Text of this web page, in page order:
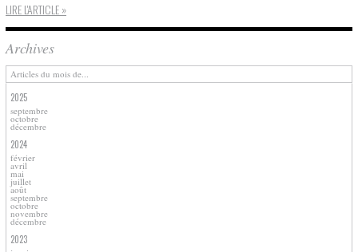
LIRE L'ARTICLE »
Archives
Articles du mois de...
2025
septembre
octobre
décembre
2024
février
avril
mai
juillet
août
septembre
octobre
novembre
décembre
2023